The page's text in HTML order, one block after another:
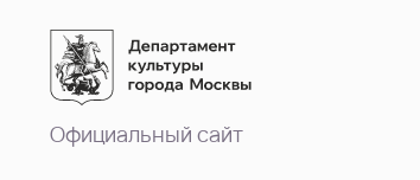
Официальный сайт